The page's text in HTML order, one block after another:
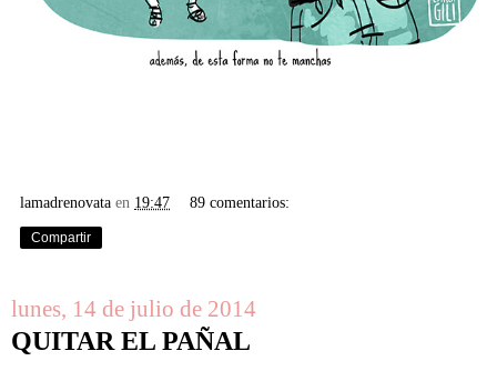
lamadrenovata en 19:47 89 comentarios:
Compartir
lunes, 14 de julio de 2014
QUITAR EL PAÑAL